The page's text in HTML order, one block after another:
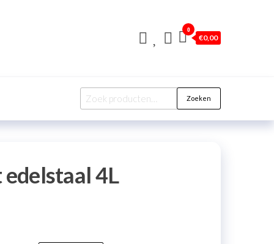
0
€0,00
Zoeken
4L